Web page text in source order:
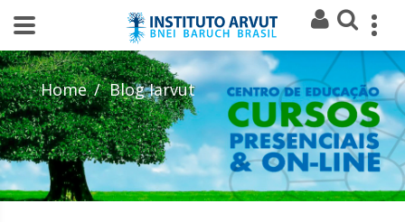
Home Blog Iarvut